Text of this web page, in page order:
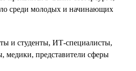
среди молодых и начинающих
и студенты, ИТ-специалисты,
медики, представители сферы